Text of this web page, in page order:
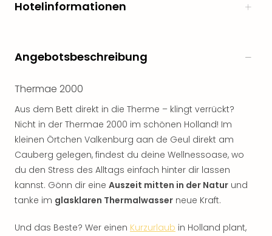
Hotelinformationen
Angebotsbeschreibung
Thermae 2000
Aus dem Bett direkt in die Therme – klingt verrückt?
Nicht in der Thermae 2000 im schönen Holland! Im
kleinen Örtchen Valkenburg aan de Geul direkt am
Cauberg gelegen, findest du deine Wellnessoase, wo
du den Stress des Alltags einfach hinter dir lassen
kannst. Gönn dir eine Auszeit mitten in der Natur und
tanke im glasklaren Thermalwasser neue Kraft.
Und das Beste? Wer einen Kurzurlaub in Holland plant,